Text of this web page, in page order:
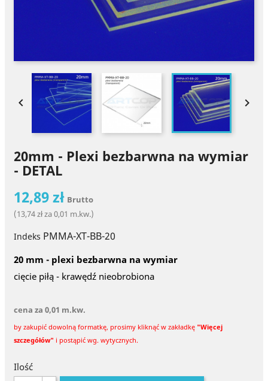
 
20mm - Plexi bezbarwna na wymiar
- DETAL
12,89 zł Brutto
(13,74 zł za 0,01 m.kw.)
Indeks PMMA-XT-BB-20
20 mm - plexi bezbarwna na wymiar
cięcie piłą - krawędź nieobrobiona
cena za 0,01 m.kw.
by zakupić dowolną formatkę, prosimy kliknąć w zakładkę "Więcej
szczegółów" i postąpić wg. wytycznych.
Ilość